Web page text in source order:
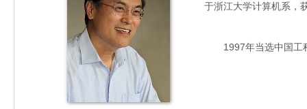
于浙江大学计算机系，
1997年当选中国工